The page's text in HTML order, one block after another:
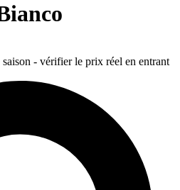
saison - vérifier le prix réel en entrant